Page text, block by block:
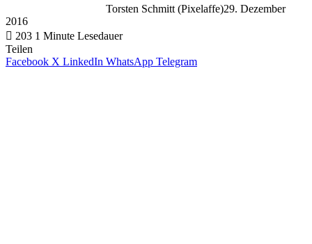
Torsten Schmitt (Pixelaffe)29. Dezember
2016
203 1 Minute Lesedauer
Teilen
Facebook X LinkedIn WhatsApp Telegram